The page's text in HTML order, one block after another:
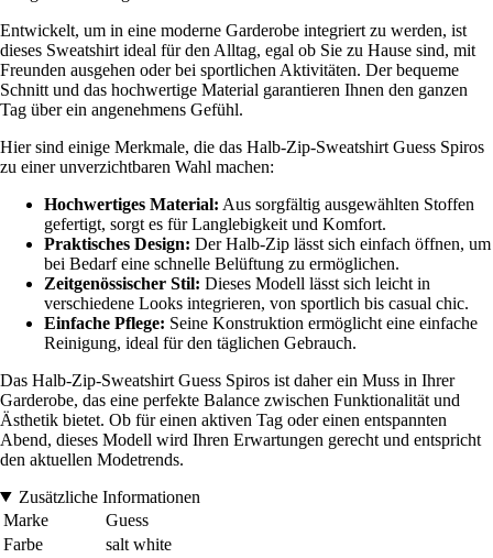
Entwickelt, um in eine moderne Garderobe integriert zu werden, ist
dieses Sweatshirt ideal für den Alltag, egal ob Sie zu Hause sind, mit
Freunden ausgehen oder bei sportlichen Aktivitäten. Der bequeme
Schnitt und das hochwertige Material garantieren Ihnen den ganzen
Tag über ein angenehmens Gefühl.
Hier sind einige Merkmale, die das Halb-Zip-Sweatshirt Guess Spiros
zu einer unverzichtbaren Wahl machen:
Hochwertiges Material: Aus sorgfältig ausgewählten Stoffen
gefertigt, sorgt es für Langlebigkeit und Komfort.
Praktisches Design: Der Halb-Zip lässt sich einfach öffnen, um
bei Bedarf eine schnelle Belüftung zu ermöglichen.
Zeitgenössischer Stil: Dieses Modell lässt sich leicht in
verschiedene Looks integrieren, von sportlich bis casual chic.
Einfache Pflege: Seine Konstruktion ermöglicht eine einfache
Reinigung, ideal für den täglichen Gebrauch.
Das Halb-Zip-Sweatshirt Guess Spiros ist daher ein Muss in Ihrer
Garderobe, das eine perfekte Balance zwischen Funktionalität und
Ästhetik bietet. Ob für einen aktiven Tag oder einen entspannten
Abend, dieses Modell wird Ihren Erwartungen gerecht und entspricht
den aktuellen Modetrends.
Zusätzliche Informationen
Marke
Guess
Farbe
salt white